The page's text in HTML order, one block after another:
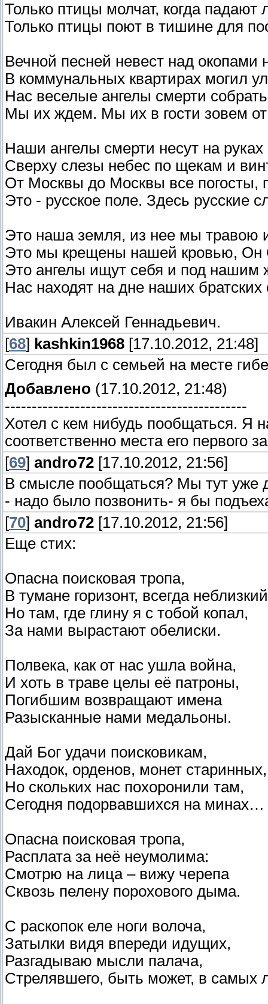
Только птицы молчат, когда падают
Только птицы поют в тишине для
Вечной песней невест над окопами
В коммунальных квартирах могил
Нас веселые ангелы смерти
Мы их ждем. Мы их в гости зовем
Наши ангелы смерти несут на
Сверху слезы небес по щекам и
От Москвы до Москвы все погосты,
Это - русское поле. Здесь русские
Это наша земля, из нее мы травою
Это мы крещены нашей кровью, Он
Это ангелы ищут себя и под нашим
Нас находят на дне наших братских
Ивакин Алексей Геннадьевич.
[68] kashkin1968 [17.10.2012, 21:48]
Сегодня был с семьей на месте
Добавлено (17.10.2012, 21:48)
---------------------------------------------
Хотел с кем нибудь пообщаться. Я
соответственно места его первого
[69] andro72 [17.10.2012, 21:56]
В смысле пообщаться? Мы тут уже
- надо было позвонить- я бы
[70] andro72 [17.10.2012, 21:56]
Еще стих:
Опасна поисковая тропа,
В тумане горизонт, всегда
Но там, где глину я с тобой копал,
За нами вырастают обелиски.
Полвека, как от нас ушла война,
И хоть в траве целы её патроны,
Погибшим возвращают имена
Разысканные нами медальоны.
Дай Бог удачи поисковикам,
Находок, орденов, монет старинных,
Но скольких нас похоронили там,
Сегодня подорвавшихся на минах…
Опасна поисковая тропа,
Расплата за неё неумолима:
Смотрю на лица – вижу черепа
Сквозь пелену порохового дыма.
С раскопок еле ноги волоча,
Затылки видя впереди идущих,
Разгадываю мысли палача,
Стрелявшего, быть может, в самых